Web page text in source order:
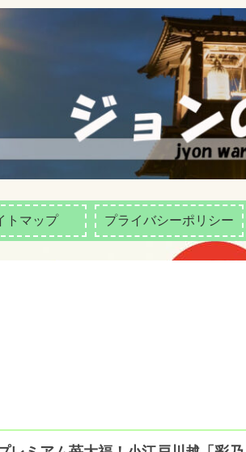
トマップ プライバシーポリシー